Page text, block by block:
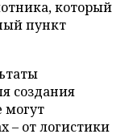
который
пункт
создания
– от логистики